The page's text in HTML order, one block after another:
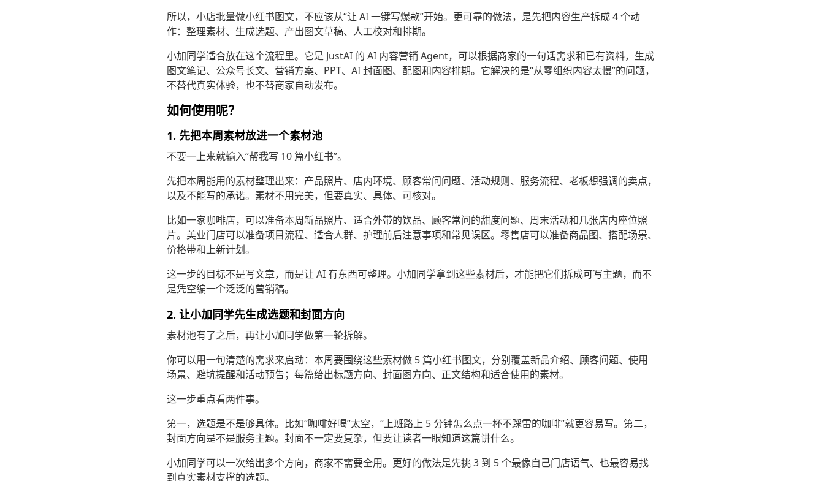
所以，小店批量做小红书图文，不应该从“让 AI 一键写爆款”开始。更可靠的做法，是先把内容生产拆成 4 个动
作：整理素材、生成选题、产出图文草稿、人工校对和排期。
小加同学适合放在这个流程里。它是 JustAI 的 AI 内容营销 Agent，可以根据商家的一句话需求和已有资料，生成
图文笔记、公众号长文、营销方案、PPT、AI 封面图、配图和内容排期。它解决的是“从零组织内容太慢”的问题，
不替代真实体验，也不替商家自动发布。
如何使用呢？
1. 先把本周素材放进一个素材池
不要一上来就输入“帮我写 10 篇小红书”。
先把本周能用的素材整理出来：产品照片、店内环境、顾客常问问题、活动规则、服务流程、老板想强调的卖点，
以及不能写的承诺。素材不用完美，但要真实、具体、可核对。
比如一家咖啡店，可以准备本周新品照片、适合外带的饮品、顾客常问的甜度问题、周末活动和几张店内座位照
片。美业门店可以准备项目流程、适合人群、护理前后注意事项和常见误区。零售店可以准备商品图、搭配场景、
价格带和上新计划。
这一步的目标不是写文章，而是让 AI 有东西可整理。小加同学拿到这些素材后，才能把它们拆成可写主题，而不
是凭空编一个泛泛的营销稿。
2. 让小加同学先生成选题和封面方向
素材池有了之后，再让小加同学做第一轮拆解。
你可以用一句清楚的需求来启动：本周要围绕这些素材做 5 篇小红书图文，分别覆盖新品介绍、顾客问题、使用
场景、避坑提醒和活动预告；每篇给出标题方向、封面图方向、正文结构和适合使用的素材。
这一步重点看两件事。
第一，选题是不是够具体。比如“咖啡好喝”太空，“上班路上 5 分钟怎么点一杯不踩雷的咖啡”就更容易写。第二，
封面方向是不是服务主题。封面不一定要复杂，但要让读者一眼知道这篇讲什么。
小加同学可以一次给出多个方向，商家不需要全用。更好的做法是先挑 3 到 5 个最像自己门店语气、也最容易找
到真实素材支撑的选题。